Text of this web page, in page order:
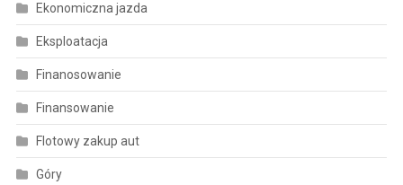
Ekonomiczna jazda
Eksploatacja
Finanosowanie
Finansowanie
Flotowy zakup aut
Góry